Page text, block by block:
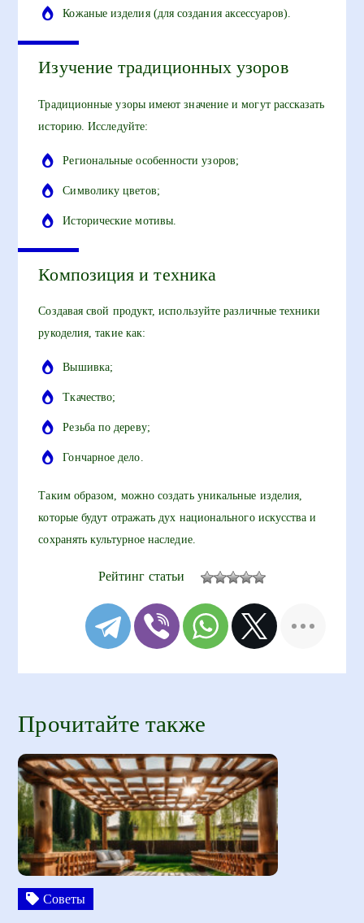
Кожаные изделия (для создания аксессуаров).
Изучение традиционных узоров
Традиционные узоры имеют значение и могут рассказать
историю. Исследуйте:
Региональные особенности узоров;
Символику цветов;
Исторические мотивы.
Композиция и техника
Создавая свой продукт, используйте различные техники
рукоделия, такие как:
Вышивка;
Ткачество;
Резьба по дереву;
Гончарное дело.
Таким образом, можно создать уникальные изделия,
которые будут отражать дух национального искусства и
сохранять культурное наследие.
Рейтинг статьи
Прочитайте также
Советы